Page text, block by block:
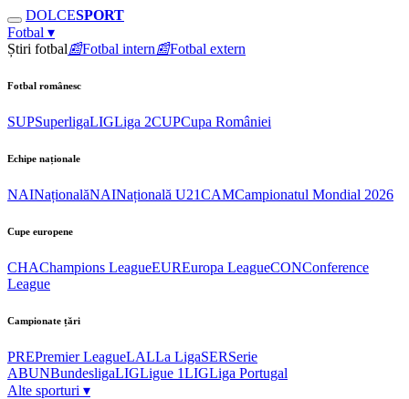
DOLCESPORT
Fotbal ▾
Știri fotbal📰Fotbal intern📰Fotbal extern
Fotbal românesc
SUPSuperligaLIGLiga 2CUPCupa României
Echipe naționale
NAINaționalăNAINațională U21CAMCampionatul Mondial 2026
Cupe europene
CHAChampions LeagueEUREuropa LeagueCONConference
League
Campionate țări
PREPremier LeagueLALLa LigaSERSerie
ABUNBundesligaLIGLigue 1LIGLiga Portugal
Alte sporturi ▾